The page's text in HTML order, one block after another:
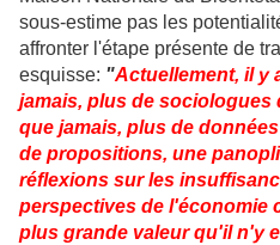
sous-estime pas les
affronter l'étape présente de
esquisse: "Actuellement, il y
jamais, plus de sociologues
que jamais, plus de
de propositions, une
réflexions sur les
perspectives de l'économie
plus grande valeur qu'il n'y